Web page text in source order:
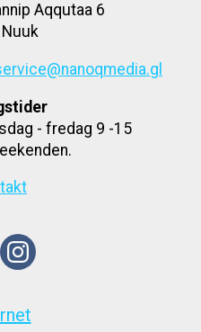
Aqqutaa 6
- fredag 9 -15